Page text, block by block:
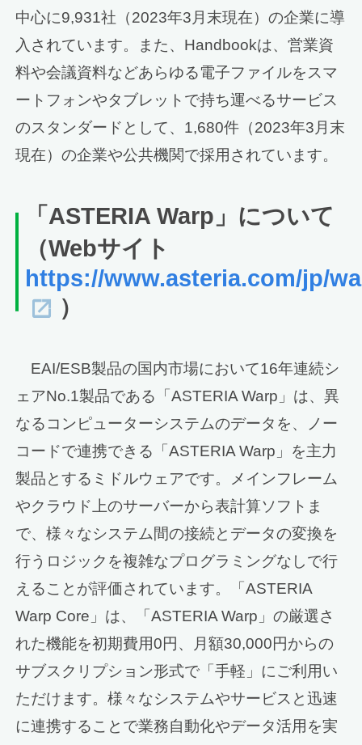
中心に9,931社（2023年3月末現在）の企業に導
入されています。また、Handbookは、営業資
料や会議資料などあらゆる電子ファイルをスマ
ートフォンやタブレットで持ち運べるサービス
のスタンダードとして、1,680件（2023年3月末
現在）の企業や公共機関で採用されています。
「ASTERIA Warp」について
（Webサイト
https://www.asteria.com/jp/
）
EAI/ESB製品の国内市場において16年連続シ
ェアNo.1製品である「ASTERIA Warp」は、異
なるコンピューターシステムのデータを、ノー
コードで連携できる「ASTERIA Warp」を主力
製品とするミドルウェアです。メインフレーム
やクラウド上のサーバーから表計算ソフトま
で、様々なシステム間の接続とデータの変換を
行うロジックを複雑なプログラミングなしで行
えることが評価されています。「ASTERIA
Warp Core」は、「ASTERIA Warp」の厳選さ
れた機能を初期費用0円、月額30,000円からの
サブスクリプション形式で「手軽」にご利用い
ただけます。様々なシステムやサービスと迅速
に連携することで業務自動化やデータ活用を実